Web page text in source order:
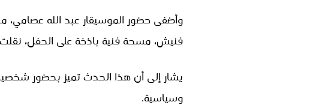
وأضفى حضور الموسيقار عبد الله عصامي،
فنيش، مسحة فنية باذخة على الحفل،
يشار إلى أن هذا الحدث تميز بحضور
وسياسية.